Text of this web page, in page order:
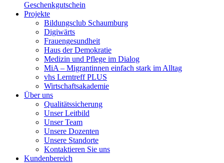
Geschenkgutschein
Projekte
Bildungsclub Schaumburg
Digiwärts
Frauengesundheit
Haus der Demokratie
Medizin und Pflege im Dialog
MiA – Migrantinnen einfach stark im Alltag
vhs Lerntreff PLUS
Wirtschaftsakademie
Über uns
Qualitätssicherung
Unser Leitbild
Unser Team
Unsere Dozenten
Unsere Standorte
Kontaktieren Sie uns
Kundenbereich